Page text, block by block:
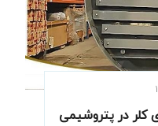
کلر در پتروشیمی